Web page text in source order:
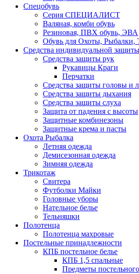
Спецобувь
Серия СПЕЦИАЛИСТ
Валяная, комби обувь
Резиновая, ПВХ обувь, ЭВА
Обувь для Охоты, Рыбалки,
Средства индивидуальной защиты
Средства защиты рук
Рукавицы Краги
Перчатки
Средства защиты головы и
Средства защиты дыхания
Средства защиты слуха
Защита от падения с высоты
Защитные комбинезоны
Защитные крема и пасты
Охота Рыбалка
Летняя одежда
Демисезонная одежда
Зимняя одежда
Трикотаж
Свитера
Футболки Майки
Головные уборы
Нательное белье
Тельняшки
Полотенца
Полотенца махровые
Постельные принадлежности
КПБ постельное белье
КПБ 1,5 спальные
Предметы